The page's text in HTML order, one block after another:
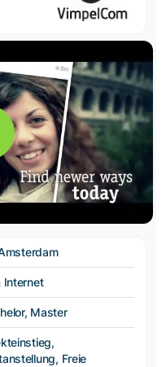
Internet
Master
Freie